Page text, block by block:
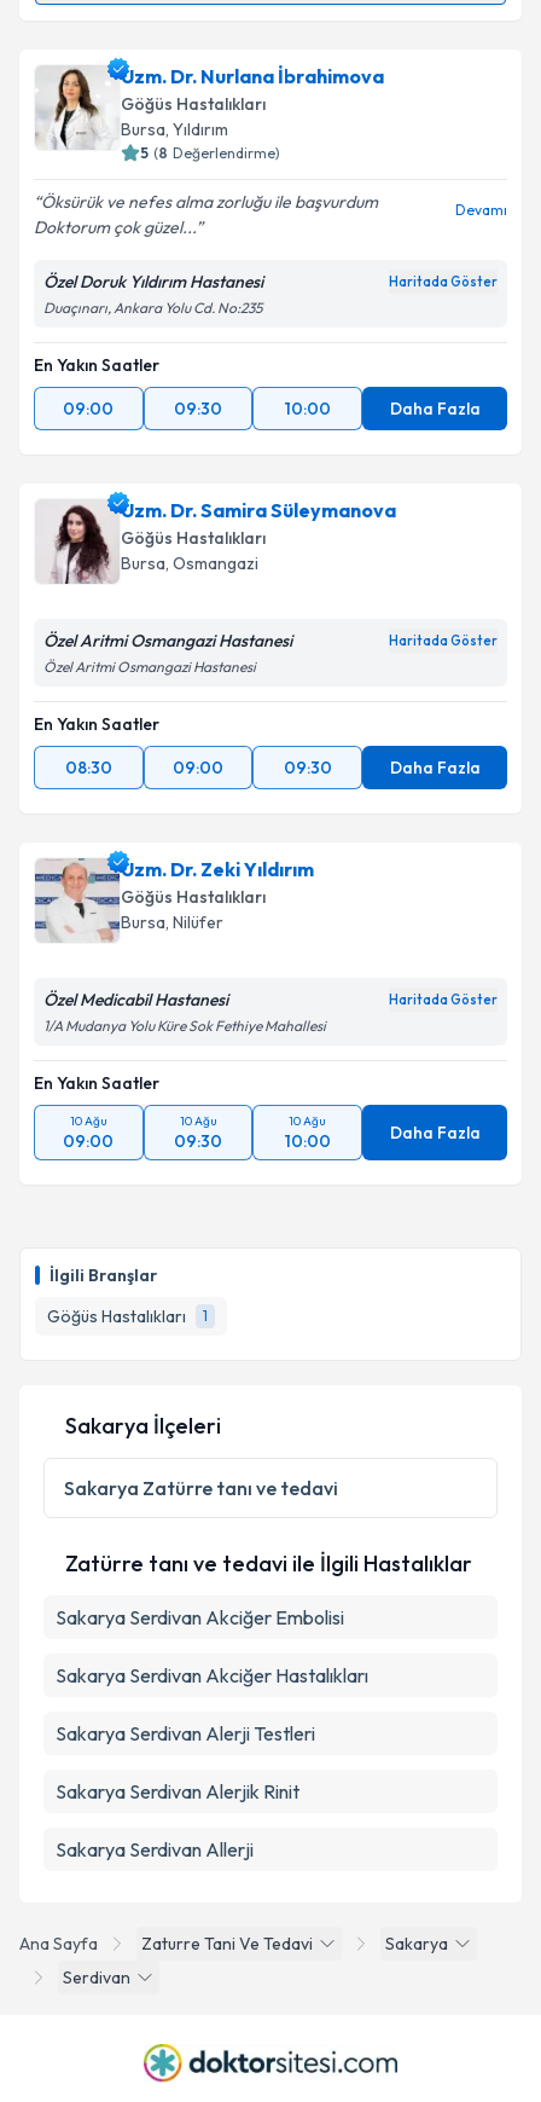
İlgili Branşlar
Göğüs Hastalıkları
1
takvim hazırlandığında e-posta ile bilgilendireceğiz.
E-posta Adresiniz
Kişisel verilerimin işlenmesine ilişkin
kapsamda işlenmesini kabul ediyorum.
Uzm. Dr. Nurlana İbrahimova
Göğüs Hastalıkları
Bursa, Yıldırım
5 (8 Değerlendirme)
Öksürük ve nefes alma zorluğu ile başvurdum
Doktorum çok güzel...
Devamı
Özel Doruk Yıldırım Hastanesi Haritada Göster
Duaçınarı, Ankara Yolu Cd. No:235
En Yakın Saatler
09:00
09:30 10:00 Daha Fazla
Uzm. Dr. Samira Süleymanova
Göğüs Hastalıkları
Bursa, Osmangazi
Özel Aritmi Osmangazi Hastanesi Haritada Göster
Özel Aritmi Osmangazi Hastanesi
En Yakın Saatler
08:30
09:00 09:30 Daha Fazla
Uzm. Dr. Zeki Yıldırım
Göğüs Hastalıkları
Bursa, Nilüfer
Özel Medicabil Hastanesi Haritada Göster
1/A Mudanya Yolu Küre Sok Fethiye Mahallesi
En Yakın Saatler
10 Ağu
09:00
10 Ağu
09:30
10 Ağu
10:00 Daha Fazla
Ana Sayfa Zaturre Tani Ve Tedavi
Sakarya
Serdivan
Sakarya İlçeleri
Sakarya Zatürre tanı ve tedavi
Zatürre tanı ve tedavi ile İlgili Hastalıklar
Sakarya Serdivan Akciğer Embolisi
Sakarya Serdivan Akciğer Hastalıkları
Sakarya Serdivan Alerji Testleri
Sakarya Serdivan Alerjik Rinit
Sakarya Serdivan Allerji